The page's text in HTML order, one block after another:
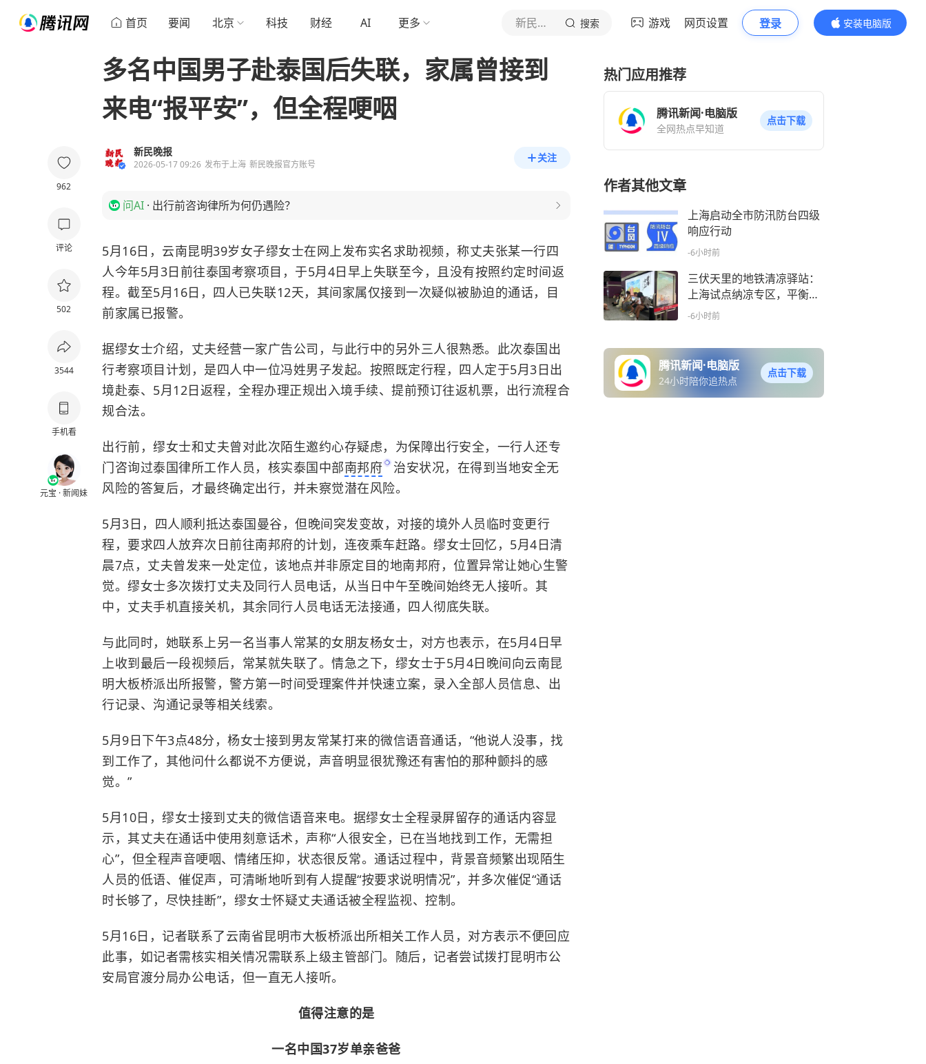
首页 要闻 北京 科技 财经 AI 更多 新民晚报 搜索 游戏 网页设置 登录
安装电脑版
内容更精彩
962
评论
502
3544
手机看
元宝 · 新闻妹
多名中国男子赴泰国后失联，家属曾接到
来电“报平安”，但全程哽咽
新民晚报
2026-05-17 09:26 发布于上海 新民晚报官方账号
关注
问AI · 出行前咨询律所为何仍遇险？
5月16日，云南昆明39岁女子缪女士在网上发布实名求助视频，称丈夫张某一行四
人今年5月3日前往泰国考察项目，于5月4日早上失联至今，且没有按照约定时间返
程。截至5月16日，四人已失联12天，其间家属仅接到一次疑似被胁迫的通话，目
前家属已报警。
据缪女士介绍，丈夫经营一家广告公司，与此行中的另外三人很熟悉。 此次泰国出
行考察项目计划，是四人中一位冯姓男子发起。按照既定行程，四人定于5月3日出
境赴泰、5月12日返程，全程办理正规出入境手续、提前预订往返机票，出行流程合
规合法。
出行前，缪女士和丈夫曾对此次陌生邀约心存疑虑，为保障出行安全，一行人还专
门咨询过泰国律所工作人员，核实泰国中部南邦府
治安状况，在得到当地安全无
风险的答复后，才最终确定出行，并未察觉潜在风险。
5月3日，四人顺利抵达泰国曼谷，但晚间突发变故，对接的境外人员临时变更行
程，要求四人放弃次日前往南邦府的计划，连夜乘车赶路。缪女士回忆，5月4日清
晨7点，丈夫曾发来一处定位，该地点并非原定目的地南邦府，位置异常让她心生警
觉。 缪女士多次拨打丈夫及同行人员电话，从当日中午至晚间始终无人接听。其
中，丈夫手机直接关机，其余同行人员电话无法接通，四人彻底失联。
与此同时，她联系上另一名当事人常某的女朋友杨女士，对方也表示，在5月4日早
上收到最后一段视频后，常某就失联了。情急之下， 缪女士于5月4日晚间向云南昆
明大板桥派出所报警，警方第一时间受理案件并快速立案，录入全部人员信息、出
行记录、沟通记录等相关线索。
5月9日下午3点48分，杨女士接到男友常某打来的微信语音通话，“他说人没事，找
到工作了，其他问什么都说不方便说，声音明显很犹豫还有害怕的那种颤抖的感
觉。”
5月10日，缪女士接到丈夫的微信语音来电。据缪女士全程录屏留存的通话内容显
示，其丈夫在通话中使用刻意话术，声称“人很安全，已在当地找到工作，无需担
心”，但全程声音哽咽、情绪压抑，状态很反常。通话过程中，背景音频繁出现陌生
人员的低语、催促声，可清晰地听到有人提醒“按要求说明情况”，并多次催促“通话
时长够了，尽快挂断”，缪女士怀疑丈夫通话被全程监视、控制。
5月16日，记者联系了云南省昆明市大板桥派出所相关工作人员，对方表示不便回应
此事，如记者需核实相关情况需联系上级主管部门。随后，记者尝试拨打昆明市公
安局官渡分局办公电话，但一直无人接听。
值得注意的是
一名中国37岁单亲爸爸
热门应用推荐
腾讯新闻·电脑版
全网热点早知道
点击下载
作者其他文章
上海启动全市防汛防台四级
响应行动
-6小时前
三伏天里的地铁清凉驿站：
上海试点纳凉专区，平衡通
行秩序与民生温度
-6小时前
腾讯新闻·电脑版
24小时陪你追热点
点击下载